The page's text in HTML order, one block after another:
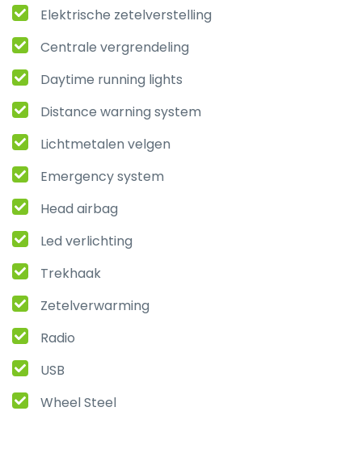
Elektrische zetelverstelling
Centrale vergrendeling
Daytime running lights
Distance warning system
Lichtmetalen velgen
Emergency system
Head airbag
Led verlichting
Trekhaak
Zetelverwarming
Radio
USB
Wheel Steel